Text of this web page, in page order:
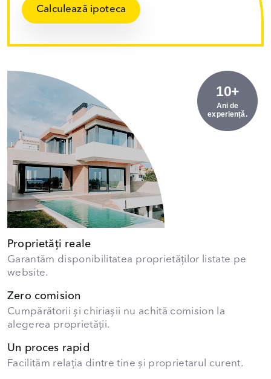
Calculează ipoteca
10+
Ani de
experiență.
Proprietăți reale
Garantăm disponibilitatea proprietăților listate pe
website.
Zero comision
Cumpărătorii și chiriașii nu achită comision la
alegerea proprietății.
Un proces rapid
Facilităm relația dintre tine și proprietarul curent.